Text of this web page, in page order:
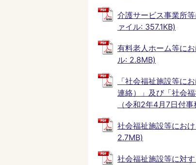
介護サービス事業所
ァイル: 357.1KB)
有料老人ホーム等に
ル: 2.8MB)
「社会福祉施設等に
連絡）」及び「社会
（令和2年4月7日付
社会福祉施設等にお
2.7MB)
社会福祉施設等に対